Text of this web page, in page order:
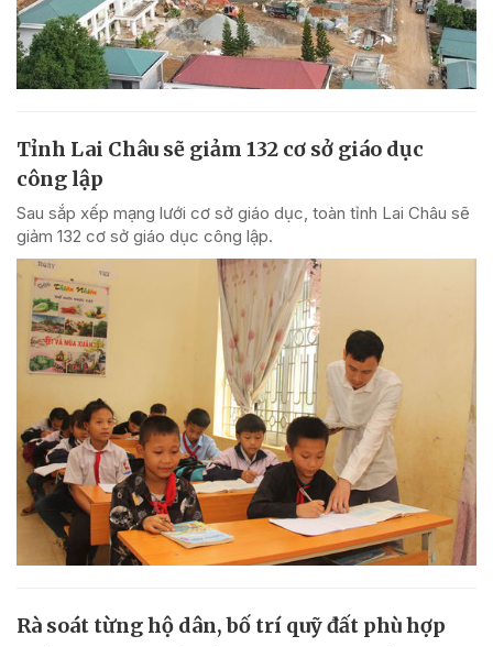
Tỉnh Lai Châu sẽ giảm 132 cơ sở giáo dục
công lập
Sau sắp xếp mạng lưới cơ sở giáo dục, toàn tỉnh Lai Châu sẽ
giảm 132 cơ sở giáo dục công lập.
Rà soát từng hộ dân, bố trí quỹ đất phù hợp